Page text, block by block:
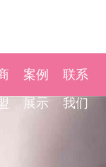
案例
展示
联系
我们